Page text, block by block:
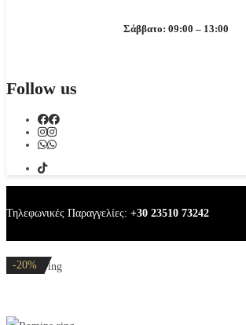
Σάββατο: 09:00 – 13:00
Follow us
Τηλεφωνικές Παραγγελίες: +30 23510 73242
Romina ring
-20%
-20%
-20%
-32%
-20%